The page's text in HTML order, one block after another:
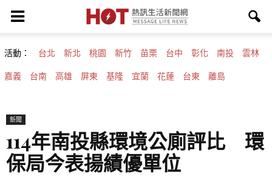
活動： 台北 新北 桃園 新竹 苗栗 台中 彰化 南投 雲林
嘉義 台南 高雄 屏東 基隆 宜蘭 花蓮 台東 離島
新聞
114年南投縣環境公廁評比 環
保局今表揚績優單位